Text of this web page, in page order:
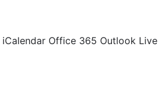
iCalendar Office 365 Outlook Live